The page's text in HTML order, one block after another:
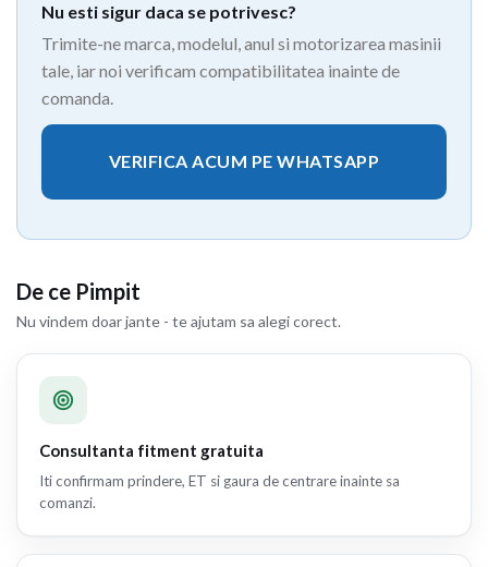
Nu esti sigur daca se potrivesc?
Trimite-ne marca, modelul, anul si motorizarea masinii
tale, iar noi verificam compatibilitatea inainte de
comanda.
VERIFICA ACUM PE WHATSAPP
De ce Pimpit
Nu vindem doar jante - te ajutam sa alegi corect.
Consultanta fitment gratuita
Iti confirmam prindere, ET si gaura de centrare inainte sa
comanzi.